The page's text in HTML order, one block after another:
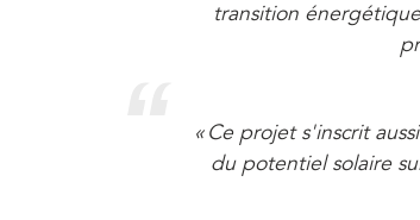
transition
« Ce projet s'inscrit
du potentiel solaire